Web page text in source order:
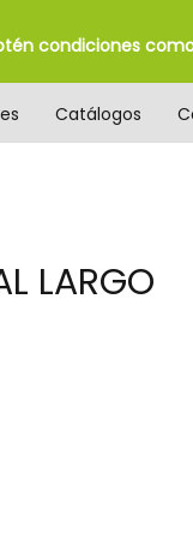
condiciones
Catálogos
LARGO